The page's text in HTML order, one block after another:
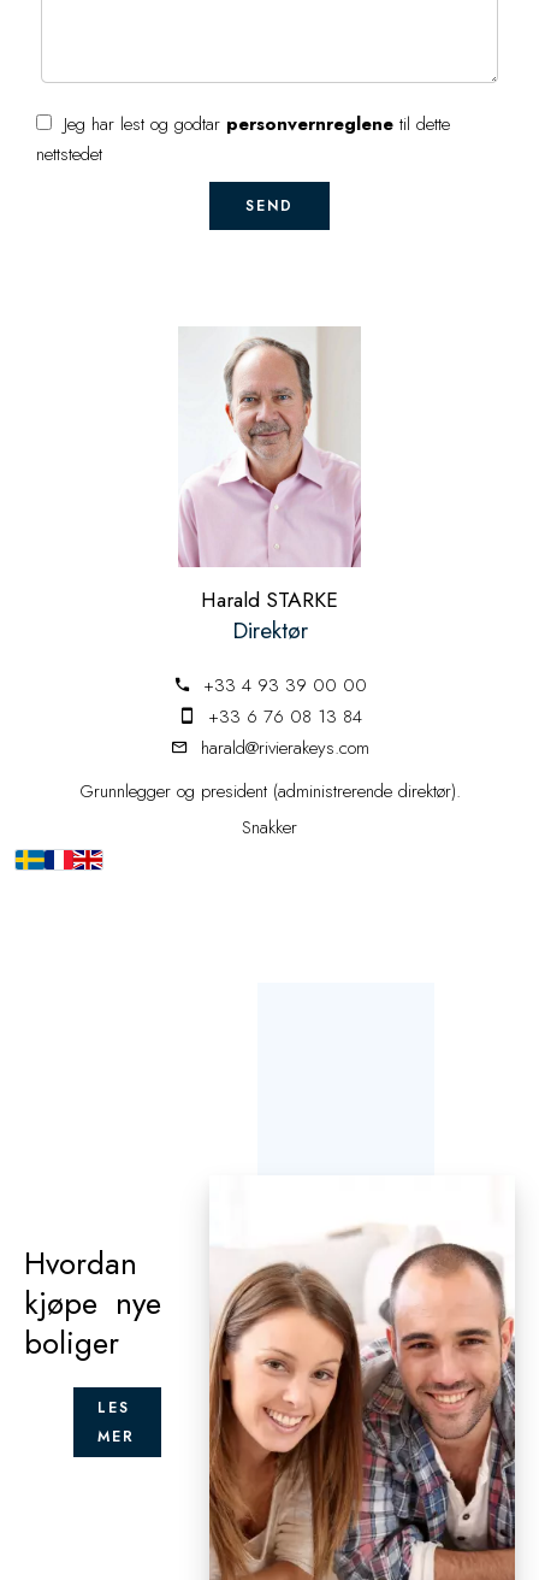
Jeg har lest og godtar personvernreglene til dette
nettstedet
SEND
Harald STARKE
Direktør
+33 4 93 39 00 00
+33 6 76 08 13 84
harald@rivierakeys.com
Grunnlegger og president (administrerende direktør).
Snakker
Hvordan
kjøpe nye
boliger
LES
MER